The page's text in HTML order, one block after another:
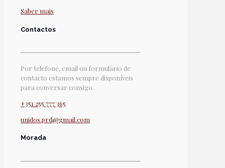
Saber mais
Contactos
Por telefone, email ou formulário de
contacto estamos sempre disponíveis
para conversar consigo.
+351 255 777 365
unidos.prd@gmail.com
Morada